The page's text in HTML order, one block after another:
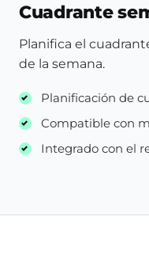
Cuadrante
Planifica el
de la semana.
Planificación de
Compatible con
Integrado con el